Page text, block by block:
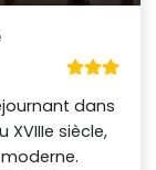
dans
siècle,